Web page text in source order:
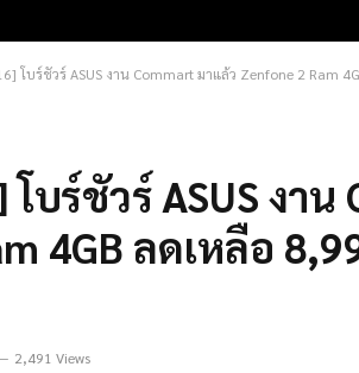
โบร์ชัวร์ ASUS งาน Commart มาแล้ว Zenfone 2 Ram
บร์ชัวร์ ASUS งาน
4GB ลดเหลือ
2,491 Views